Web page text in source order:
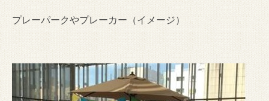
プレーパークやプレーカー（イメージ）